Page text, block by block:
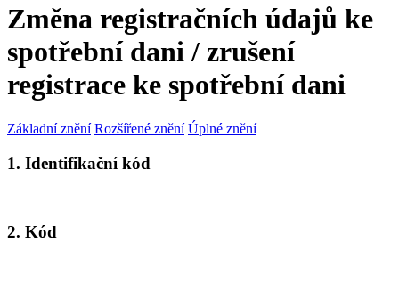
Změna registračních údajů ke
spotřební dani / zrušení
registrace ke spotřební dani
Základní znění Rozšířené znění Úplné znění
1. Identifikační kód
2. Kód